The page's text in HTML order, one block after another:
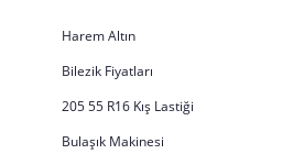
Harem Altın
Bilezik Fiyatları
205 55 R16 Kış Lastiği
Bulaşık Makinesi